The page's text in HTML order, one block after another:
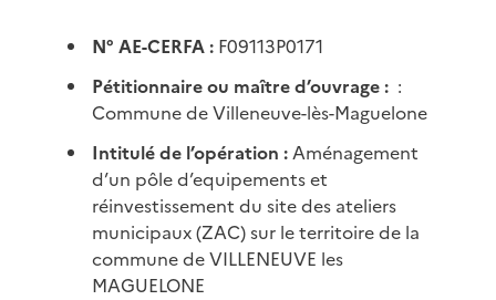
N° AE-CERFA : F09113P0171
Pétitionnaire ou maître d’ouvrage : :
Commune de Villeneuve-lès-Maguelone
Intitulé de l’opération :Aménagement
d’un pôle d’equipements et
réinvestissement du site des ateliers
municipaux (ZAC) sur le territoire de la
commune de VILLENEUVE les
MAGUELONE